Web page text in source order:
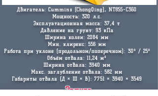
Двигатель: Cummins (ChongQing), NT855-C360
Мощность: 320 л.с.
Эксплуатационная масса: 37,4 т
Давление на грунт: 93 кПа
Ширина колеи: 2084 мм
Мин. клиренс: 556 мм
Работа при уклоне (продольном/поперечном): 30º / 25º
Объём отвала: 11,24 м³
Ширина отвала: 3940 мм
Макс. заглубление отвала: 582 мм
Габариты отвала (Д × Ш × В): 7751 × 3940 × 3549
Запрос